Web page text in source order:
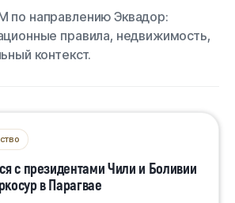
по направлению Эквадор:
правила, недвижимость,
контекст.
с президентами Чили и Боливии
в Парагвае